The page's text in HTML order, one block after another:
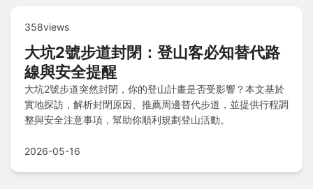
358views
大坑2號步道封閉：登山客必知替代路
線與安全提醒
大坑2號步道突然封閉，你的登山計畫是否受影響？本文基於
實地探訪，解析封閉原因、推薦周邊替代步道，並提供行程調
整與安全注意事項，幫助你順利規劃登山活動。
2026-05-16